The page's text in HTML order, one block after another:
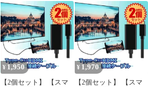
to HDMI ケーブル 変換
ケーブル 4K 30Hz
1080P画質 音声・映像
データサポート 1.8m
TAIPUSITOHDMI
端チップ搭載】
¥ 1,950
【2個セット】 【スマ
¥ 1,970
【2個セット】 【スマ